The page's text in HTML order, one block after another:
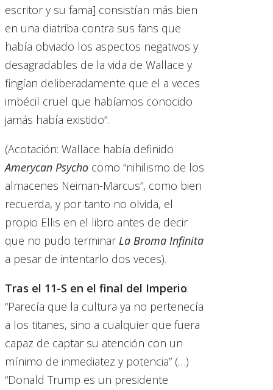
escritor y su fama] consistían más bien
en una diatriba contra sus fans que
había obviado los aspectos negativos y
desagradables de la vida de Wallace y
fingían deliberadamente que el a veces
imbécil cruel que habíamos conocido
jamás había existido”.
(Acotación: Wallace había definido
Amerycan Psycho como “nihilismo de los
almacenes Neiman-Marcus”, como bien
recuerda, y por tanto no olvida, el
propio Ellis en el libro antes de decir
que no pudo terminarLa Broma Infinita
a pesar de intentarlo dos veces).
Tras el 11-S en el final del Imperio:
“Parecía que la cultura ya no pertenecía
a los titanes, sino a cualquier que fuera
capaz de captar su atención con un
mínimo de inmediatez y potencia” (…)
“Donald Trump es un presidente